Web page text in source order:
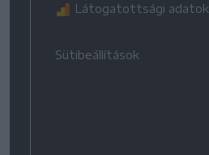
Látogatottsági adatok
Sütibeállítások